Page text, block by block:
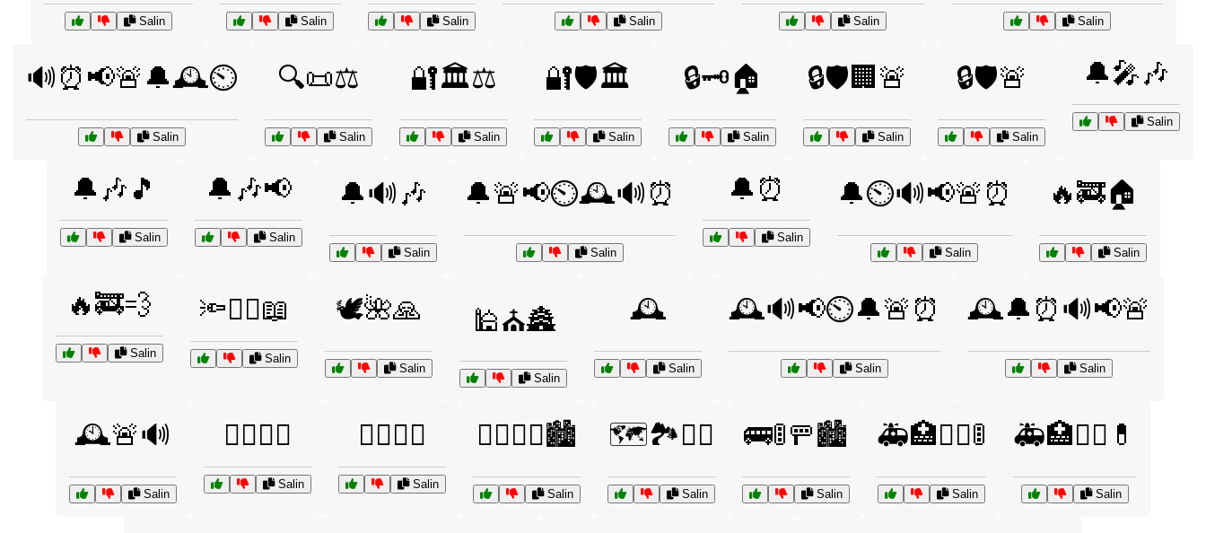
Salin Salin Salin Salin Salin Salin
🔊⏰📢🚨🔔🕰️⏲️
Salin
🔍📜⚖️
Salin
🔐🏛️⚖️
Salin
🔐🛡️🏛️
Salin
🔒🗝️🏠
Salin
🔒🛡️🏢🚨
Salin
🔒🛡️🚨
Salin
🔔🎤🎶
Salin
🔔🎶🎵
Salin
🔔🎶📢
Salin
🔔🔊🎶
Salin
🔔🚨📢⏲️🕰️🔊⏰
Salin
🔔⏰
Salin
🔔⏲️🔊📢🚨⏰
Salin
🔥🚒🏠
Salin
🔥🚒💨
Salin
🔦🕵️‍♀️📖
Salin
🕊️🌺🙏
Salin
🕌⛪🏯
Salin
🕰️
Salin
🕰️🔊📢⏲️🔔🚨⏰
Salin
🕰️🔔⏰🔊📢🚨
Salin
🕰️🚨🔊
Salin
🕵️‍♀️🔦📜
Salin
🕵️‍♂️🔦🚓
Salin
🕵️‍♂️🔦🚓🏙️
Salin
🗺️🏞️🚶‍♂️
Salin
🚌🚦🚥🏙️
Salin
🚑🏥👨‍⚕️🚦
Salin
🚑🏥👩‍⚕️💊
Salin